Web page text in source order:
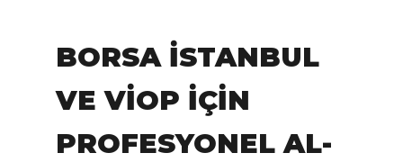
BORSA İSTANBUL
VE VİOP İÇIN
PROFESYONEL AL-